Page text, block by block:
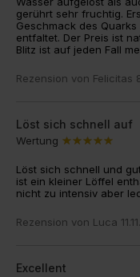
gerührt sehr fruchtig.
Geschmack des
entfaltet. Der Preis ist
Blitz ist auf jeden Fall
Rezension von Felicitas
Löst sich schnell auf
Wertung
Löst sich schnell und
ist ein kleiner Löffel
nicht zu intensiv aber
Rezension von Luca
Excellent